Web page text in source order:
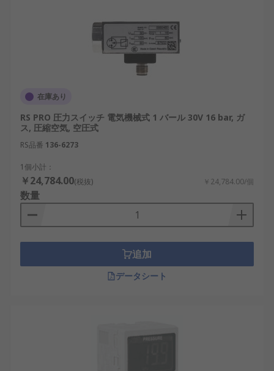
ンジン圧力レベルが特定のポイントを超えた場合に
アラームが作動します。
圧力スイッチ・真空スイッチの用
真空スイッチは、さまざまな産業環境で使用できま
す。これは、油圧及び処理産業の監視及び制御タス
クに不可欠な装置と見なされています。このタイプ
ントに達すると電気回路を開閉します。
在庫あり
RS PRO 圧力スイッチ 電気機械式 1 バール 30V 16 bar, ガ
ス, 圧縮空気, 空圧式
RS品番 136-6273
1個小計：
￥24,784.00(税抜) ￥24,784.00/個
数量
追加
データシート